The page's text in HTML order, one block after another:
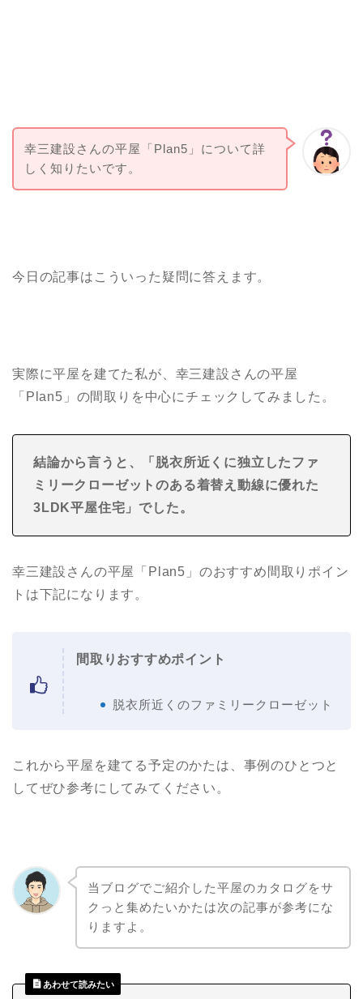
幸三建設さんの平屋「Plan5」について詳
しく知りたいです。
今日の記事はこういった疑問に答えます。
実際に平屋を建てた私が、幸三建設さんの平屋
「Plan5」の間取りを中心にチェックしてみました。
結論から言うと、「脱衣所近くに独立したファ
ミリークローゼットのある着替え動線に優れた
3LDK平屋住宅 」でした。
幸三建設さんの平屋「Plan5」のおすすめ間取りポイン
トは下記になります。
間取りおすすめポイント
脱衣所近くのファミリークローゼット
これから平屋を建てる予定のかたは、事例のひとつと
してぜひ参考にしてみてください。
当ブログでご紹介した平屋のカタログをサ
クっと集めたいかたは次の記事が参考にな
りますよ。
あわせて読みたい